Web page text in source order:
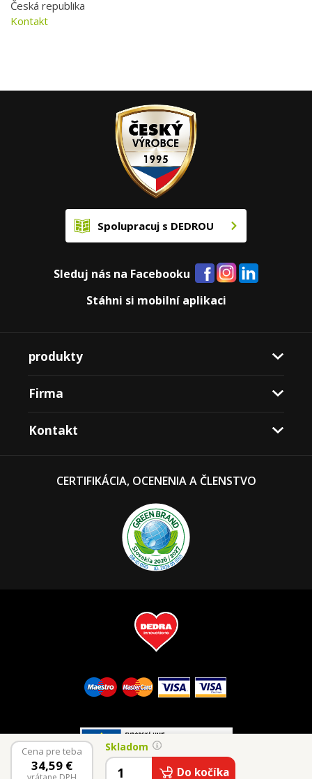
Cena pre teba
34,59 €
Skladom
Do kočíka
Česká republika
Kontakt
Spolupracuj s DEDROU
Sleduj nás na Facebooku
Stáhni si mobilní aplikaci
produkty
Firma
Kontakt
CERTIFIKÁCIA, OCENENIA A ČLENSTVO
© 2026 Vaše Dedra, s.r.o.